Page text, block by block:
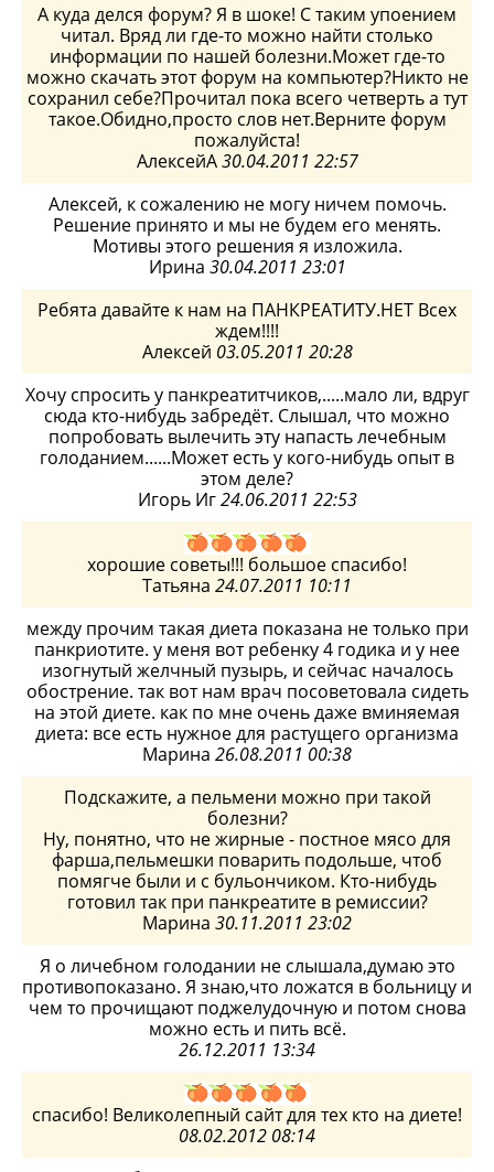
А куда делся форум? Я в шоке! С таким упоением
читал. Вряд ли где-то можно найти столько
информации по нашей болезни.Может где-то
можно скачать этот форум на компьютер?Никто не
сохранил себе?Прочитал пока всего четверть а тут
такое.Обидно,просто слов нет.Верните форум
пожалуйста!
АлексейА30.04.2011 22:57
Алексей, к сожалению не могу ничем помочь.
Решение принято и мы не будем его менять.
Мотивы этого решения я изложила.
Ирина 30.04.2011 23:01
Ребята давайте к нам на ПАНКРЕАТИТУ.НЕТ Всех
ждем!!!!
Алексей 03.05.2011 20:28
Хочу спросить у панкреатитчиков,.....мало ли, вдруг
сюда кто-нибудь забредёт. Слышал, что можно
попробовать вылечить эту напасть лечебным
голоданием......Может есть у кого-нибудь опыт в
этом деле?
Игорь Иг24.06.2011 22:53
хорошие советы!!! большое спасибо!
Татьяна 24.07.2011 10:11
между прочим такая диета показана не только при
панкриотите. у меня вот ребенку 4 годика и у нее
изогнутый желчный пузырь, и сейчас началось
обострение. так вот нам врач посоветовала сидеть
на этой диете. как по мне очень даже вминяемая
диета: все есть нужное для растущего организма
Марина 26.08.2011 00:38
Подскажите, а пельмени можно при такой
болезни?
Ну, понятно, что не жирные - постное мясо для
фарша,пельмешки поварить подольше, чтоб
помягче были и с бульончиком. Кто-нибудь
готовил так при панкреатите в ремиссии?
Марина 30.11.2011 23:02
Я о личебном голодании не слышала,думаю это
противопоказано. Я знаю,что ложатся в больницу и
чем то прочищают поджелудочную и потом снова
можно есть и пить всё.
26.12.2011 13:34
спасибо! Великолепный сайт для тех кто на диете!
08.02.2012 08:14